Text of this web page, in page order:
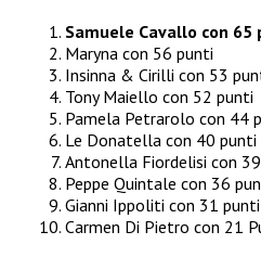
Samuele Cavallo con 65
Maryna con 56 punti
Insinna & Cirilli con 53
Tony Maiello con 52 punti
Pamela Petrarolo con 44
Le Donatella con 40 punti
Antonella Fiordelisi con
Peppe Quintale con 36
Gianni Ippoliti con 31 punti
Carmen Di Pietro con 21